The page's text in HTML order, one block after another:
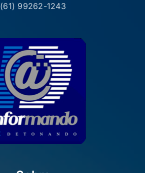
(61) 99262-1243